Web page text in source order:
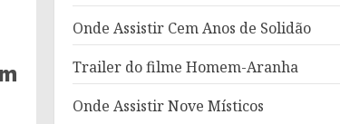
Onde Assistir Cem Anos de Solidão
Trailer do filme Homem-Aranha
Onde Assistir Nove Místicos